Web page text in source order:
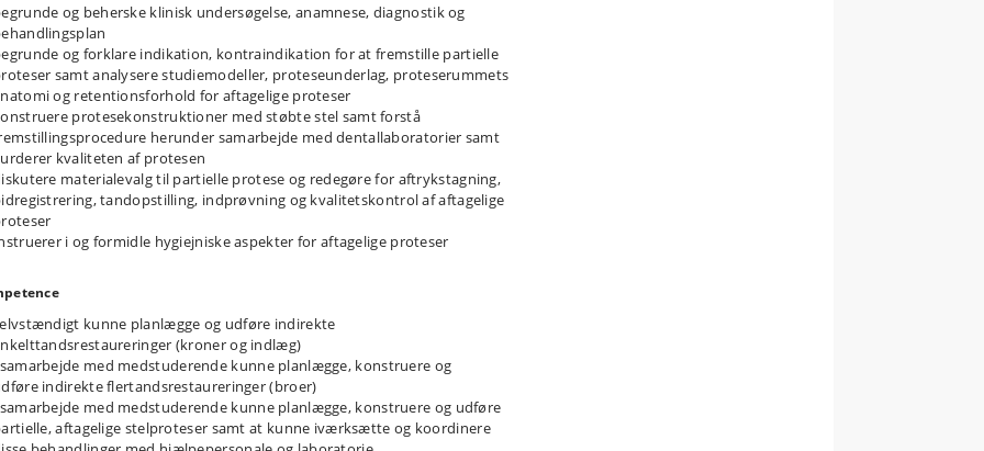
og beherske klinisk undersøgelse, anamnese, diagnostik og
og forklare indikation, kontraindikation for at fremstille partielle
samt analysere studiemodeller, proteseunderlag, proteserummets
og retentionsforhold for aftagelige proteser
protesekonstruktioner med støbte stel samt forstå
herunder samarbejde med dentallaboratorier samt
kvaliteten af protesen
materialevalg til partielle protese og redegøre for aftrykstagning,
tandopstilling, indprøvning og kvalitetskontrol af aftagelige
i og formidle hygiejniske aspekter for aftagelige proteser
kunne planlægge og udføre indirekte
(kroner og indlæg)
med medstuderende kunne planlægge, konstruere og
indirekte flertandsrestaureringer (broer)
med medstuderende kunne planlægge, konstruere og udføre
aftagelige stelproteser samt at kunne iværksætte og koordinere